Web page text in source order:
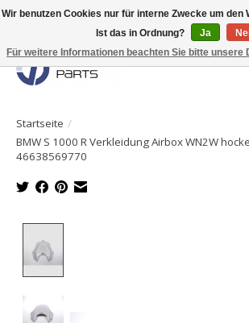
Originale Teile sofort lieferbar!
Startseite /
BMW S 1000 R Verkleidung Airbox WN2W
46638569770
Wir benutzen Cookies nur für interne Zwecke um den
Ist das in Ordnung?
Ja
Für weitere Informationen beachten Sie bitte unsere